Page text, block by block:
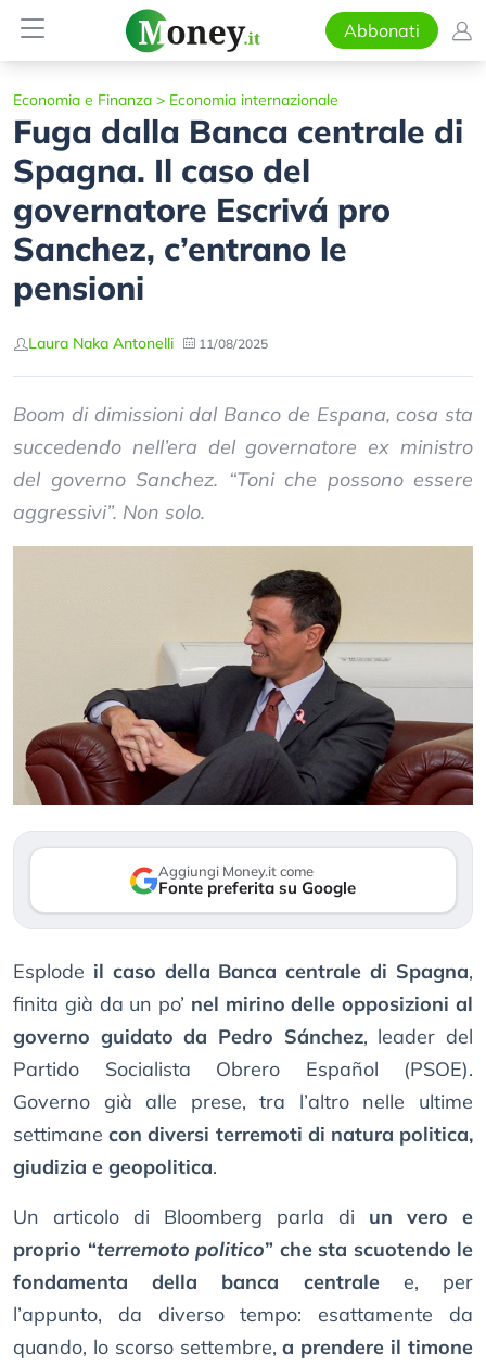
Abbonati
Economia e Finanza > Economia internazionale
Fuga dalla Banca centrale di
Spagna. Il caso del
governatore Escrivá pro
Sanchez, c’entrano le
pensioni
Laura Naka Antonelli 11/08/2025
Boom di dimissioni dal Banco de Espana, cosa sta
succedendo nell’era del governatore ex ministro
del governo Sanchez. “Toni che possono essere
aggressivi”. Non solo.
Aggiungi Money.it come
Fonte preferita su Google
Esplode il caso della Banca centrale di Spagna,
finita già da un po’ nel mirino delle opposizioni al
governo guidato da Pedro Sánchez, leader del
Partido Socialista Obrero Español (PSOE).
Governo già alle prese, tra l’altro nelle ultime
settimanecon diversi terremoti di natura politica,
giudizia e geopolitica.
Un articolo di Bloomberg parla di un vero e
proprio “terremoto politico” che sta scuotendo le
fondamenta della banca centralee, per
l’appunto, da diverso tempo: esattamente da
quando, lo scorso settembre,a prendere il timone